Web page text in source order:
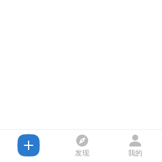
发现 我的